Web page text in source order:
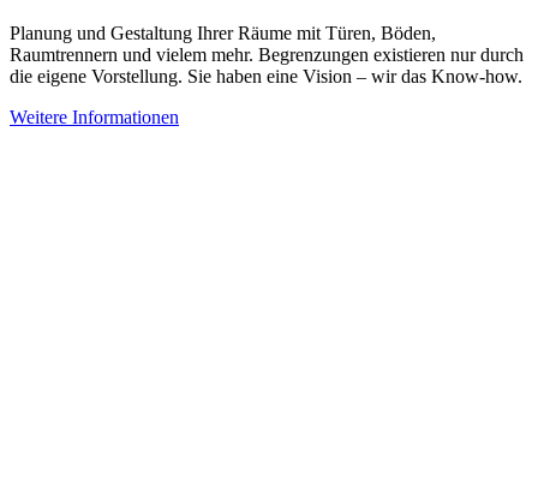
Planung und Gestaltung Ihrer Räume mit Türen, Böden,
Raumtrennern und vielem mehr. Begrenzungen existieren nur durch
die eigene Vorstellung. Sie haben eine Vision – wir das Know-how.
Weitere Informationen